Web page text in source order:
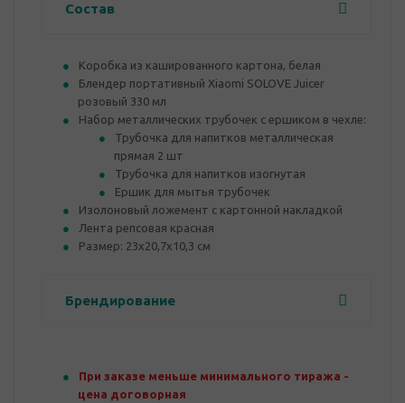
Состав
Коробка из кашированного картона, белая
Блендер портативный Xiaomi SOLOVE Juicer
розовый 330 мл
Набор металлических трубочек с ершиком в чехле:
Трубочка для напитков металлическая
прямая 2 шт
Трубочка для напитков изогнутая
Ершик для мытья трубочек
Изолоновый ложемент с картонной накладкой
Лента репсовая красная
Размер: 23х20,7х10,3 см
Брендирование
При заказе меньше минимального тиража -
цена договорная